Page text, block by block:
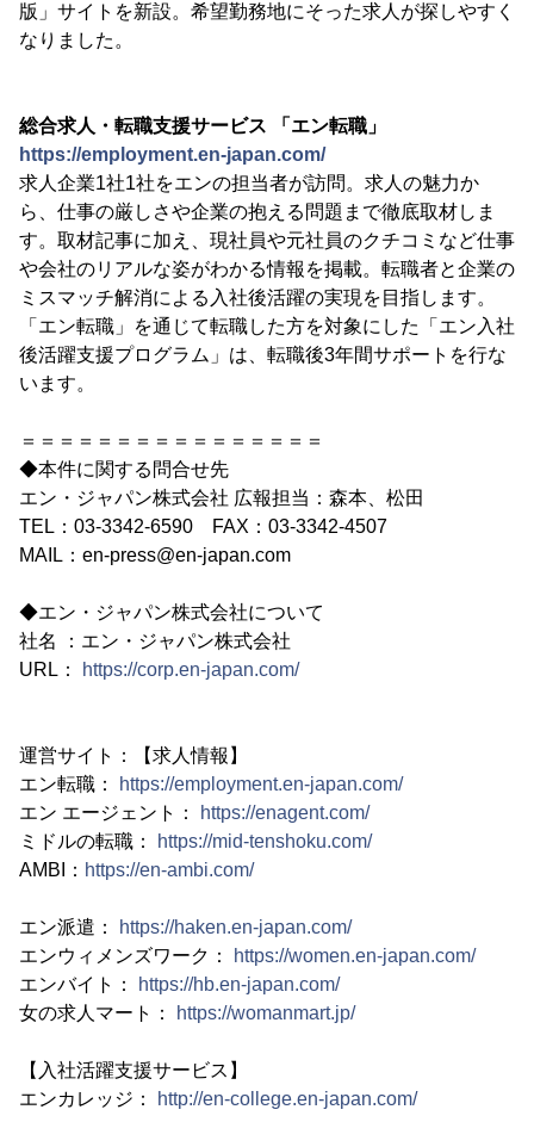
版」サイトを新設。希望勤務地にそった求人が探しやすく
なりました。
総合求人・転職支援サービス 「エン転職」
https://employment.en-japan.com/
求人企業1社1社をエンの担当者が訪問。求人の魅力か
ら、仕事の厳しさや企業の抱える問題まで徹底取材しま
す。取材記事に加え、現社員や元社員のクチコミなど仕事
や会社のリアルな姿がわかる情報を掲載。転職者と企業の
ミスマッチ解消による入社後活躍の実現を目指します。
「エン転職」を通じて転職した方を対象にした「エン入社
後活躍支援プログラム」は、転職後3年間サポートを行な
います。
＝＝＝＝＝＝＝＝＝＝＝＝＝＝＝＝
◆本件に関する問合せ先
エン・ジャパン株式会社 広報担当：森本、松田
TEL：03-3342-6590 FAX：03-3342-4507
MAIL：en-press@en-japan.com
◆エン・ジャパン株式会社について
社名 ：エン・ジャパン株式会社
URL：
https://corp.en-japan.com/
運営サイト：【求人情報】
エン転職：
https://employment.en-japan.com/
エン エージェント：
https://enagent.com/
ミドルの転職：
https://mid-tenshoku.com/
AMBI： https://en-ambi.com/
エン派遣：
https://haken.en-japan.com/
エンウィメンズワーク：
https://women.en-japan.com/
エンバイト：
https://hb.en-japan.com/
女の求人マート：
https://womanmart.jp/
【入社活躍支援サービス】
エンカレッジ：
http://en-college.en-japan.com/